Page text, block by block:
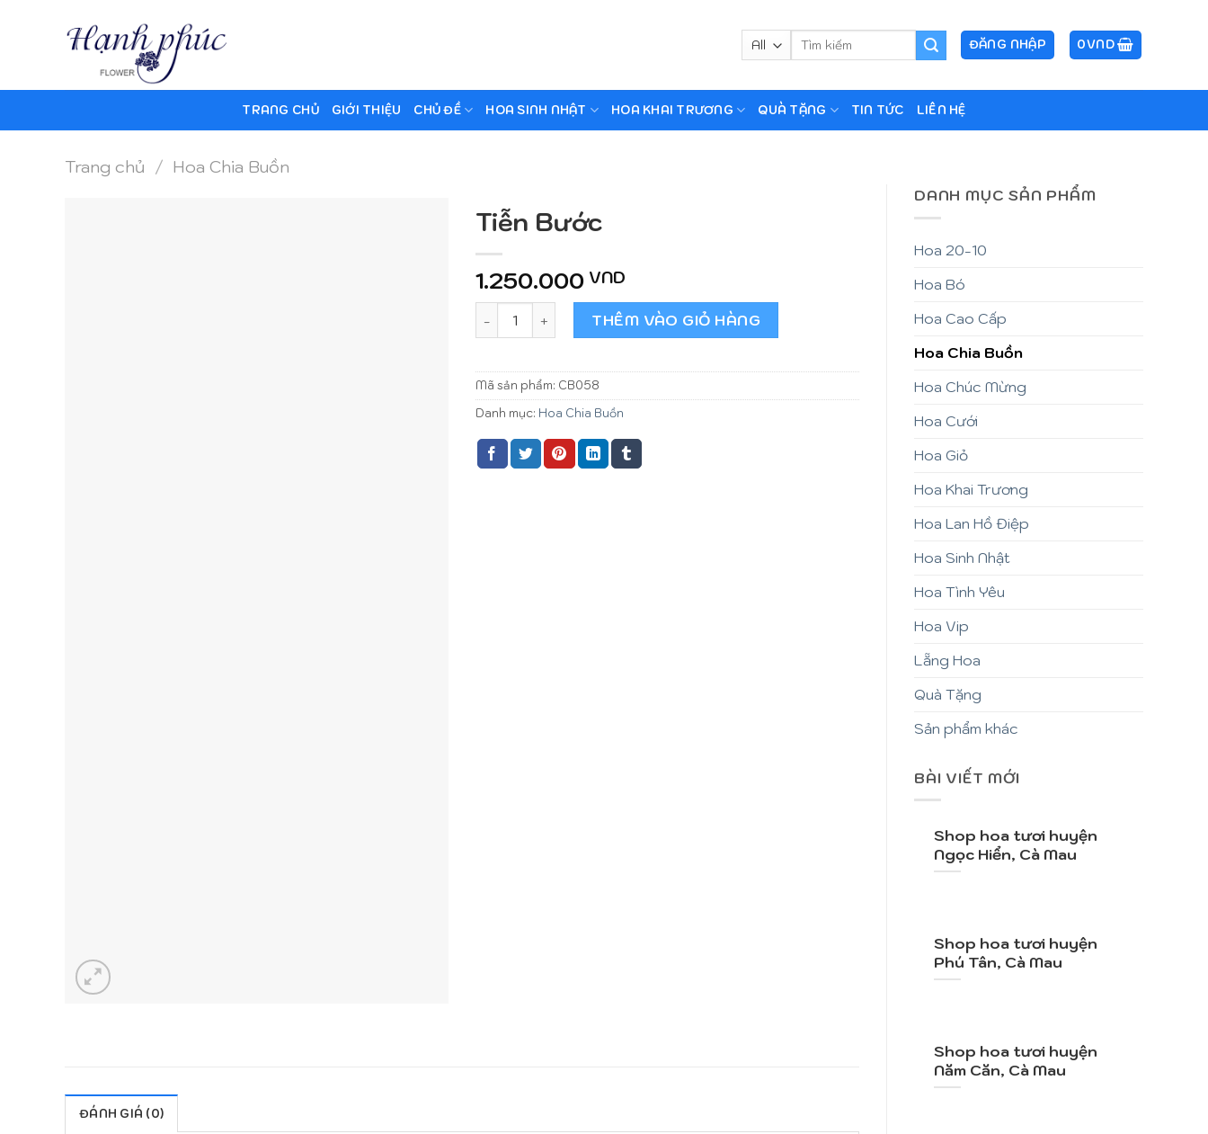
Tìm
kiếm:
ĐĂNG NHẬP 0VND
TRANG CHỦ GIỚI THIỆU CHỦ ĐỀ HOA SINH NHẬT HOA KHAI TRƯƠNG QUÀ TẶNG TIN TỨC LIÊN HỆ
Trang chủ / Hoa Chia Buồn
DANH MỤC SẢN PHẨM
Hoa 20-10
Hoa Bó
Hoa Cao Cấp
Hoa Chia Buồn
Hoa Chúc Mừng
Hoa Cưới
Hoa Giỏ
Hoa Khai Trương
Hoa Lan Hồ Điệp
Hoa Sinh Nhật
Hoa Tình Yêu
Hoa Vip
Lẵng Hoa
Quà Tặng
Sản phẩm khác
BÀI VIẾT MỚI
Shop hoa tươi huyện
Ngọc Hiển, Cà Mau
Shop hoa tươi huyện
Phú Tân, Cà Mau
Shop hoa tươi huyện
Năm Căn, Cà Mau
Tiễn Bước
1.250.000 VND
Tiễn Bước số lượngTHÊM VÀO GIỎ HÀNG
Mã sản phẩm: CB058
Danh mục: Hoa Chia Buồn
ĐÁNH GIÁ (0)